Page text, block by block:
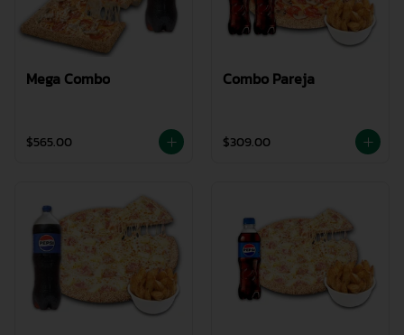
Mega Combo
$565.00
Combo Pareja
$309.00